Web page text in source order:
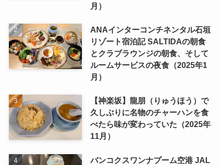
月）
ANAインターコンチネンタル石垣
リゾート宿泊記 SALTIDAの朝食
とクラブラウンジの朝食、そして
ルームサービスの夜食（2025年1
月）
【神楽坂】龍朋（りゅうほう）で
久しぶりに名物のチャーハンを食
べたら味が変わっていた（2025年
11月）
バンコクスワンナプーム空港 JAL